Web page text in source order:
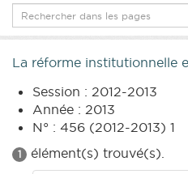
La réforme institutionnelle
Session : 2012-2013
Année : 2013
N° : 456 (2012-2013) 1
1 élément(s) trouvé(s).